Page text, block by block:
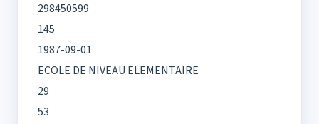
298450599
145
1987-09-01
ECOLE DE NIVEAU ELEMENTAIRE
29
53